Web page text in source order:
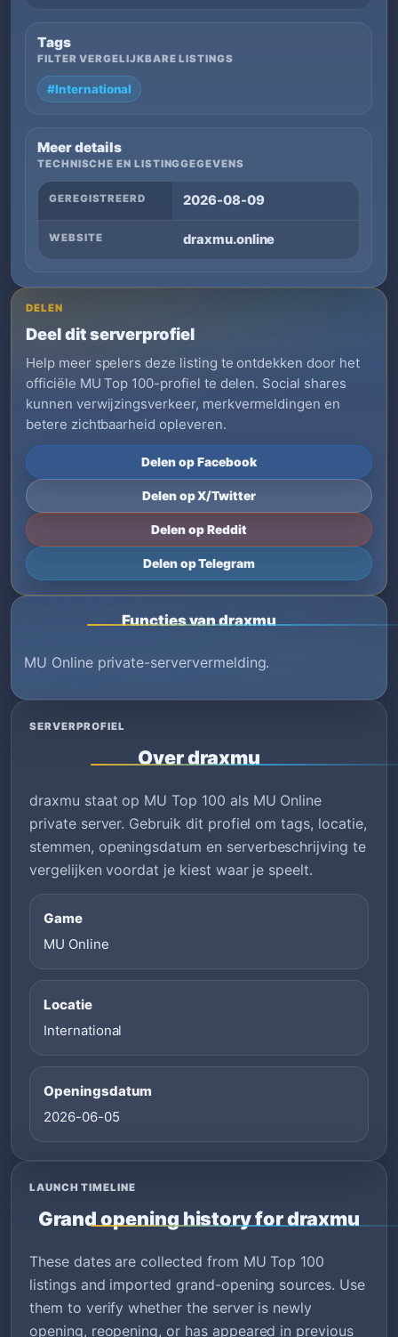
Tags
FILTER VERGELIJKBARE LISTINGS
#International
Meer details
TECHNISCHE EN LISTINGGEGEVENS
GEREGISTREERD 2026-08-09
WEBSITE draxmu.online
DELEN
Deel dit serverprofiel
Help meer spelers deze listing te ontdekken door het
officiële MU Top 100-profiel te delen. Social shares
kunnen verwijzingsverkeer, merkvermeldingen en
betere zichtbaarheid opleveren.
Delen op Facebook
Delen op X/Twitter
Delen op Reddit
Delen op Telegram
Functies van draxmu
MU Online private-serververmelding.
SERVERPROFIEL
Over draxmu
draxmu staat op MU Top 100 als MU Online
private server. Gebruik dit profiel om tags, locatie,
stemmen, openingsdatum en serverbeschrijving te
vergelijken voordat je kiest waar je speelt.
Game
MU Online
Locatie
International
Openingsdatum
2026-06-05
LAUNCH TIMELINE
Grand opening history for draxmu
These dates are collected from MU Top 100
listings and imported grand-opening sources. Use
them to verify whether the server is newly
opening, reopening, or has appeared in previous